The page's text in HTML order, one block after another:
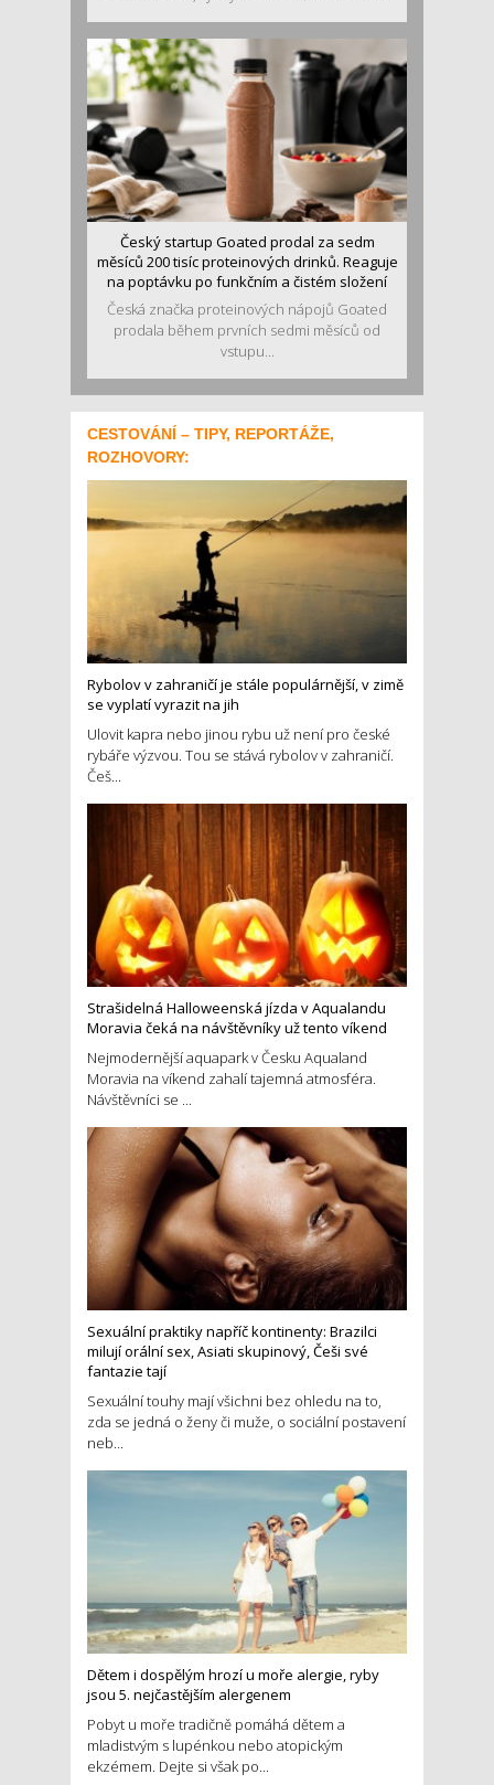
Český startup Goated prodal za sedm
měsíců 200 tisíc proteinových drinků. Reaguje
na poptávku po funkčním a čistém složení
Česká značka proteinových nápojů Goated
prodala během prvních sedmi měsíců od
vstupu...
CESTOVÁNÍ – TIPY, REPORTÁŽE,
ROZHOVORY:
Rybolov v zahraničí je stále populárnější, v zimě
se vyplatí vyrazit na jih
Ulovit kapra nebo jinou rybu už není pro české
rybáře výzvou. Tou se stává rybolov v zahraničí.
Češ...
Strašidelná Halloweenská jízda v Aqualandu
Moravia čeká na návštěvníky už tento víkend
Nejmodernější aquapark v Česku Aqualand
Moravia na víkend zahalí tajemná atmosféra.
Návštěvníci se ...
Sexuální praktiky napříč kontinenty: Brazilci
milují orální sex, Asiati skupinový, Češi své
fantazie tají
Sexuální touhy mají všichni bez ohledu na to,
zda se jedná o ženy či muže, o sociální postavení
neb...
Dětem i dospělým hrozí u moře alergie, ryby
jsou 5. nejčastějším alergenem
Pobyt u moře tradičně pomáhá dětem a
mladistvým s lupénkou nebo atopickým
ekzémem. Dejte si však po...